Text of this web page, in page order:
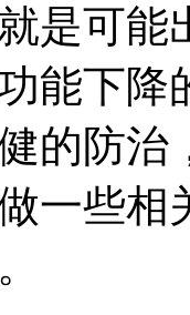
是可
能下降
的防
一些